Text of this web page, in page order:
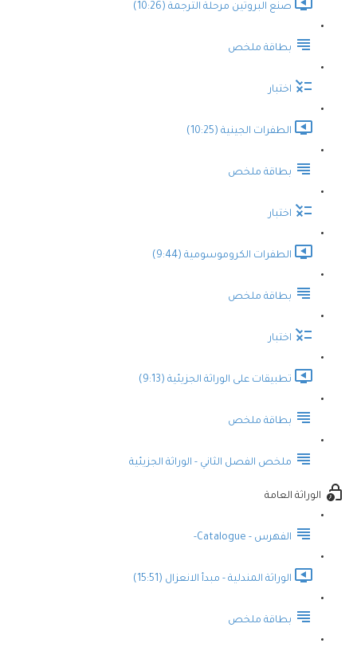
صنع البروتين مرحلة الترجمة (10:26)
بطاقة ملخص
اختبار
الطفرات الجينية (10:25)
بطاقة ملخص
اختبار
الطفرات الكروموسومية (9:44)
بطاقة ملخص
اختبار
تطبيقات على الوراثة الجزيئية (9:13)
بطاقة ملخص
ملخص الفصل الثاني - الوراثة الجزيئية
الوراثة العامة
الفهرس - Catalogue-
الوراثة المندلية - مبدأ الانعزال (15:51)
بطاقة ملخص